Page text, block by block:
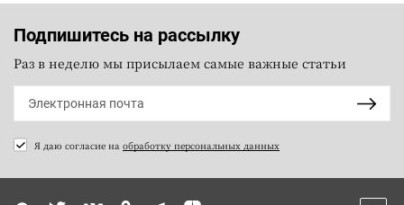
Подпишитесь на рассылку
Раз в неделю мы присылаем самые важные статьи
Я даю согласие на обработку персональных данных